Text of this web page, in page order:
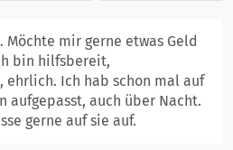
mir gerne etwas Geld
bin hilfsbereit,
ehrlich. Ich hab schon mal auf
aufgepasst, auch über Nacht.
gerne auf sie auf.